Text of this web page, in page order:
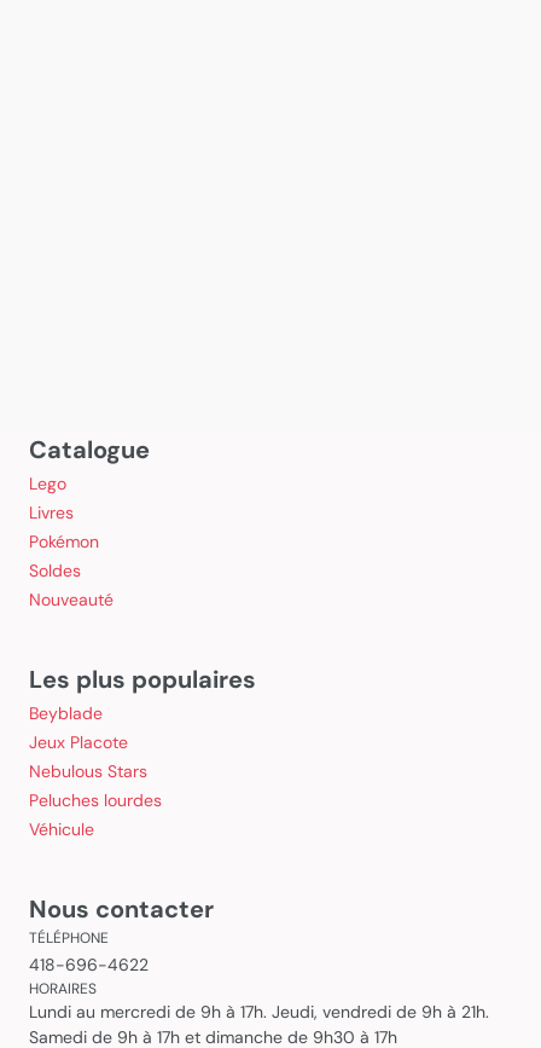
Catalogue
Lego
Livres
Pokémon
Soldes
Nouveauté
Les plus populaires
Beyblade
Jeux Placote
Nebulous Stars
Peluches lourdes
Véhicule
Nous contacter
TÉLÉPHONE
418-696-4622
HORAIRES
Lundi au mercredi de 9h à 17h. Jeudi, vendredi de 9h à 21h.
Samedi de 9h à 17h et dimanche de 9h30 à 17h